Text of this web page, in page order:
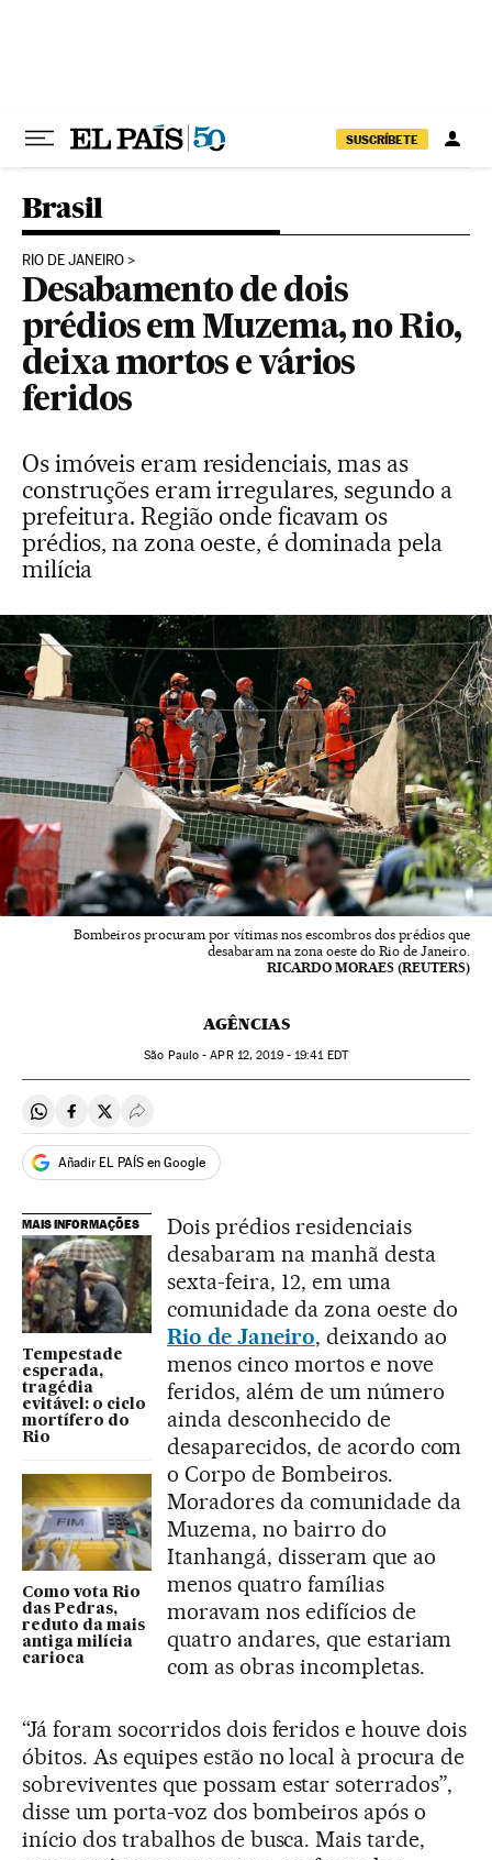
SUSCRÍBETE
Brasil
RIO DE JANEIRO
Desabamento de dois
prédios em Muzema, no Rio,
deixa mortos e vários
feridos
Os imóveis eram residenciais, mas as
construções eram irregulares, segundo a
prefeitura. Região onde ficavam os
prédios, na zona oeste, é dominada pela
milícia
Bombeiros procuram por vítimas nos escombros dos prédios que
desabaram na zona oeste do Rio de Janeiro.
RICARDO MORAES (REUTERS)
AGÊNCIAS
São Paulo -APR12, 2019 - 19:41EDT
Compartir en Whatsapp
Compartir en Facebook
Compartir en Twitter
Desplegar Redes Sociales
Añadir EL PAÍS en Google
MAIS INFORMAÇÕES
Tempestade
esperada,
tragédia
evitável: o ciclo
mortífero do
Rio
Como vota Rio
das Pedras,
reduto da mais
antiga milícia
carioca
Dois prédios residenciais
desabaram na manhã desta
sexta-feira, 12, em uma
comunidade da zona oeste do
Rio de Janeiro, deixando ao
menos cinco mortos e nove
feridos, além de um número
ainda desconhecido de
desaparecidos, de acordo com
o Corpo de Bombeiros.
Moradores da comunidade da
Muzema, no bairro do
Itanhangá, disseram que ao
menos quatro famílias
moravam nos edifícios de
quatro andares, que estariam
com as obras incompletas.
“Já foram socorridos dois feridos e houve dois
óbitos. As equipes estão no local à procura de
sobreviventes que possam estar soterrados”,
disse um porta-voz dos bombeiros após o
início dos trabalhos de busca. Mais tarde,